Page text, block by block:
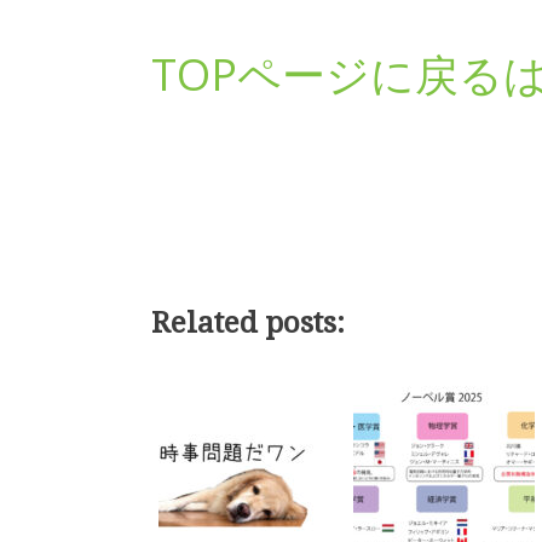
TOPページに戻る
Related posts: